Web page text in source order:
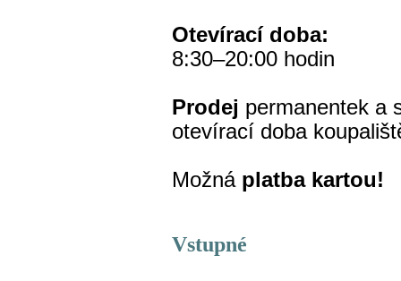
Otevírací doba:
8:30–20:00 hodin
Prodej permanentek a
otevírací doba
Možná platba kartou!
Vstupné